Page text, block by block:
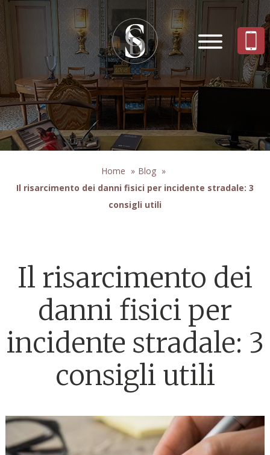
Home » Blog »
Il risarcimento dei danni fisici per incidente stradale: 3
consigli utili
Il risarcimento dei
danni fisici per
incidente stradale: 3
consigli utili